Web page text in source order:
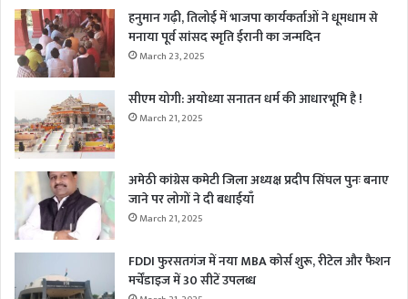
हनुमान गढ़ी, तिलोई में भाजपा कार्यकर्ताओं ने धूमधाम से
मनाया पूर्व सांसद स्मृति ईरानी का जन्मदिन
March 23, 2025
सीएम योगी: अयोध्या सनातन धर्म की आधारभूमि है !
March 21, 2025
अमेठी कांग्रेस कमेटी जिला अध्यक्ष प्रदीप सिंघल पुनः बनाए
जाने पर लोगों ने दी बधाईयाँ
March 21, 2025
FDDI फुरसतगंज में नया MBA कोर्स शुरू, रीटेल और फैशन
मर्चेंडाइज में 30 सीटें उपलब्ध